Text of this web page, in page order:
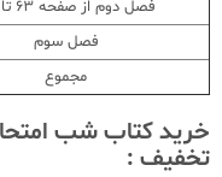
فصل دوم از صفحه 63 تا آخر
فصل سوم
مجموع
خرید کتاب شب
تخفیف :